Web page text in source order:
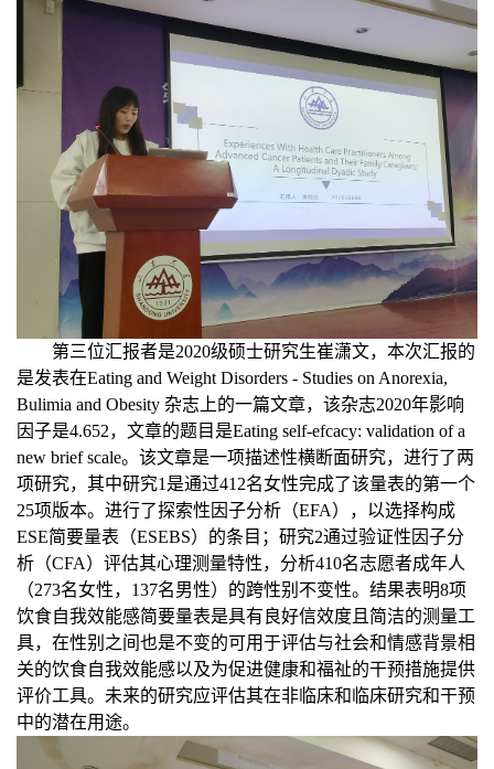
第三位汇报者是2020级硕士研究生崔潇文，本次汇报的
是发表在Eating and Weight Disorders - Studies on Anorexia,
Bulimia and Obesity 杂志上的一篇文章，该杂志2020年影响
因子是4.652，文章的题目是Eating self‑efcacy: validation of a
new brief scale。该文章是一项描述性横断面研究，进行了两
项研究，其中研究1 是通过412名女性完成了该量表的第一个
25项版本。进行了探索性因子分析（EFA），以选择构成
ESE简要量表（ESEBS）的条目；研究2通过验证性因子分
析（CFA）评估其心理测量特性，分析410名志愿者成年人
（273名女性， 137名男性）的跨性别不变性。结果表明8项
饮食自我效能感简要量表是具有良好信效度且简洁的测量工
具，在性别之间也是不变的可用于评估与社会和情感背景相
关的饮食自我效能感以及为促进健康和福祉的干预措施提供
评价工具。未来的研究应评估其在非临床和临床研究和干预
中的潜在用途。